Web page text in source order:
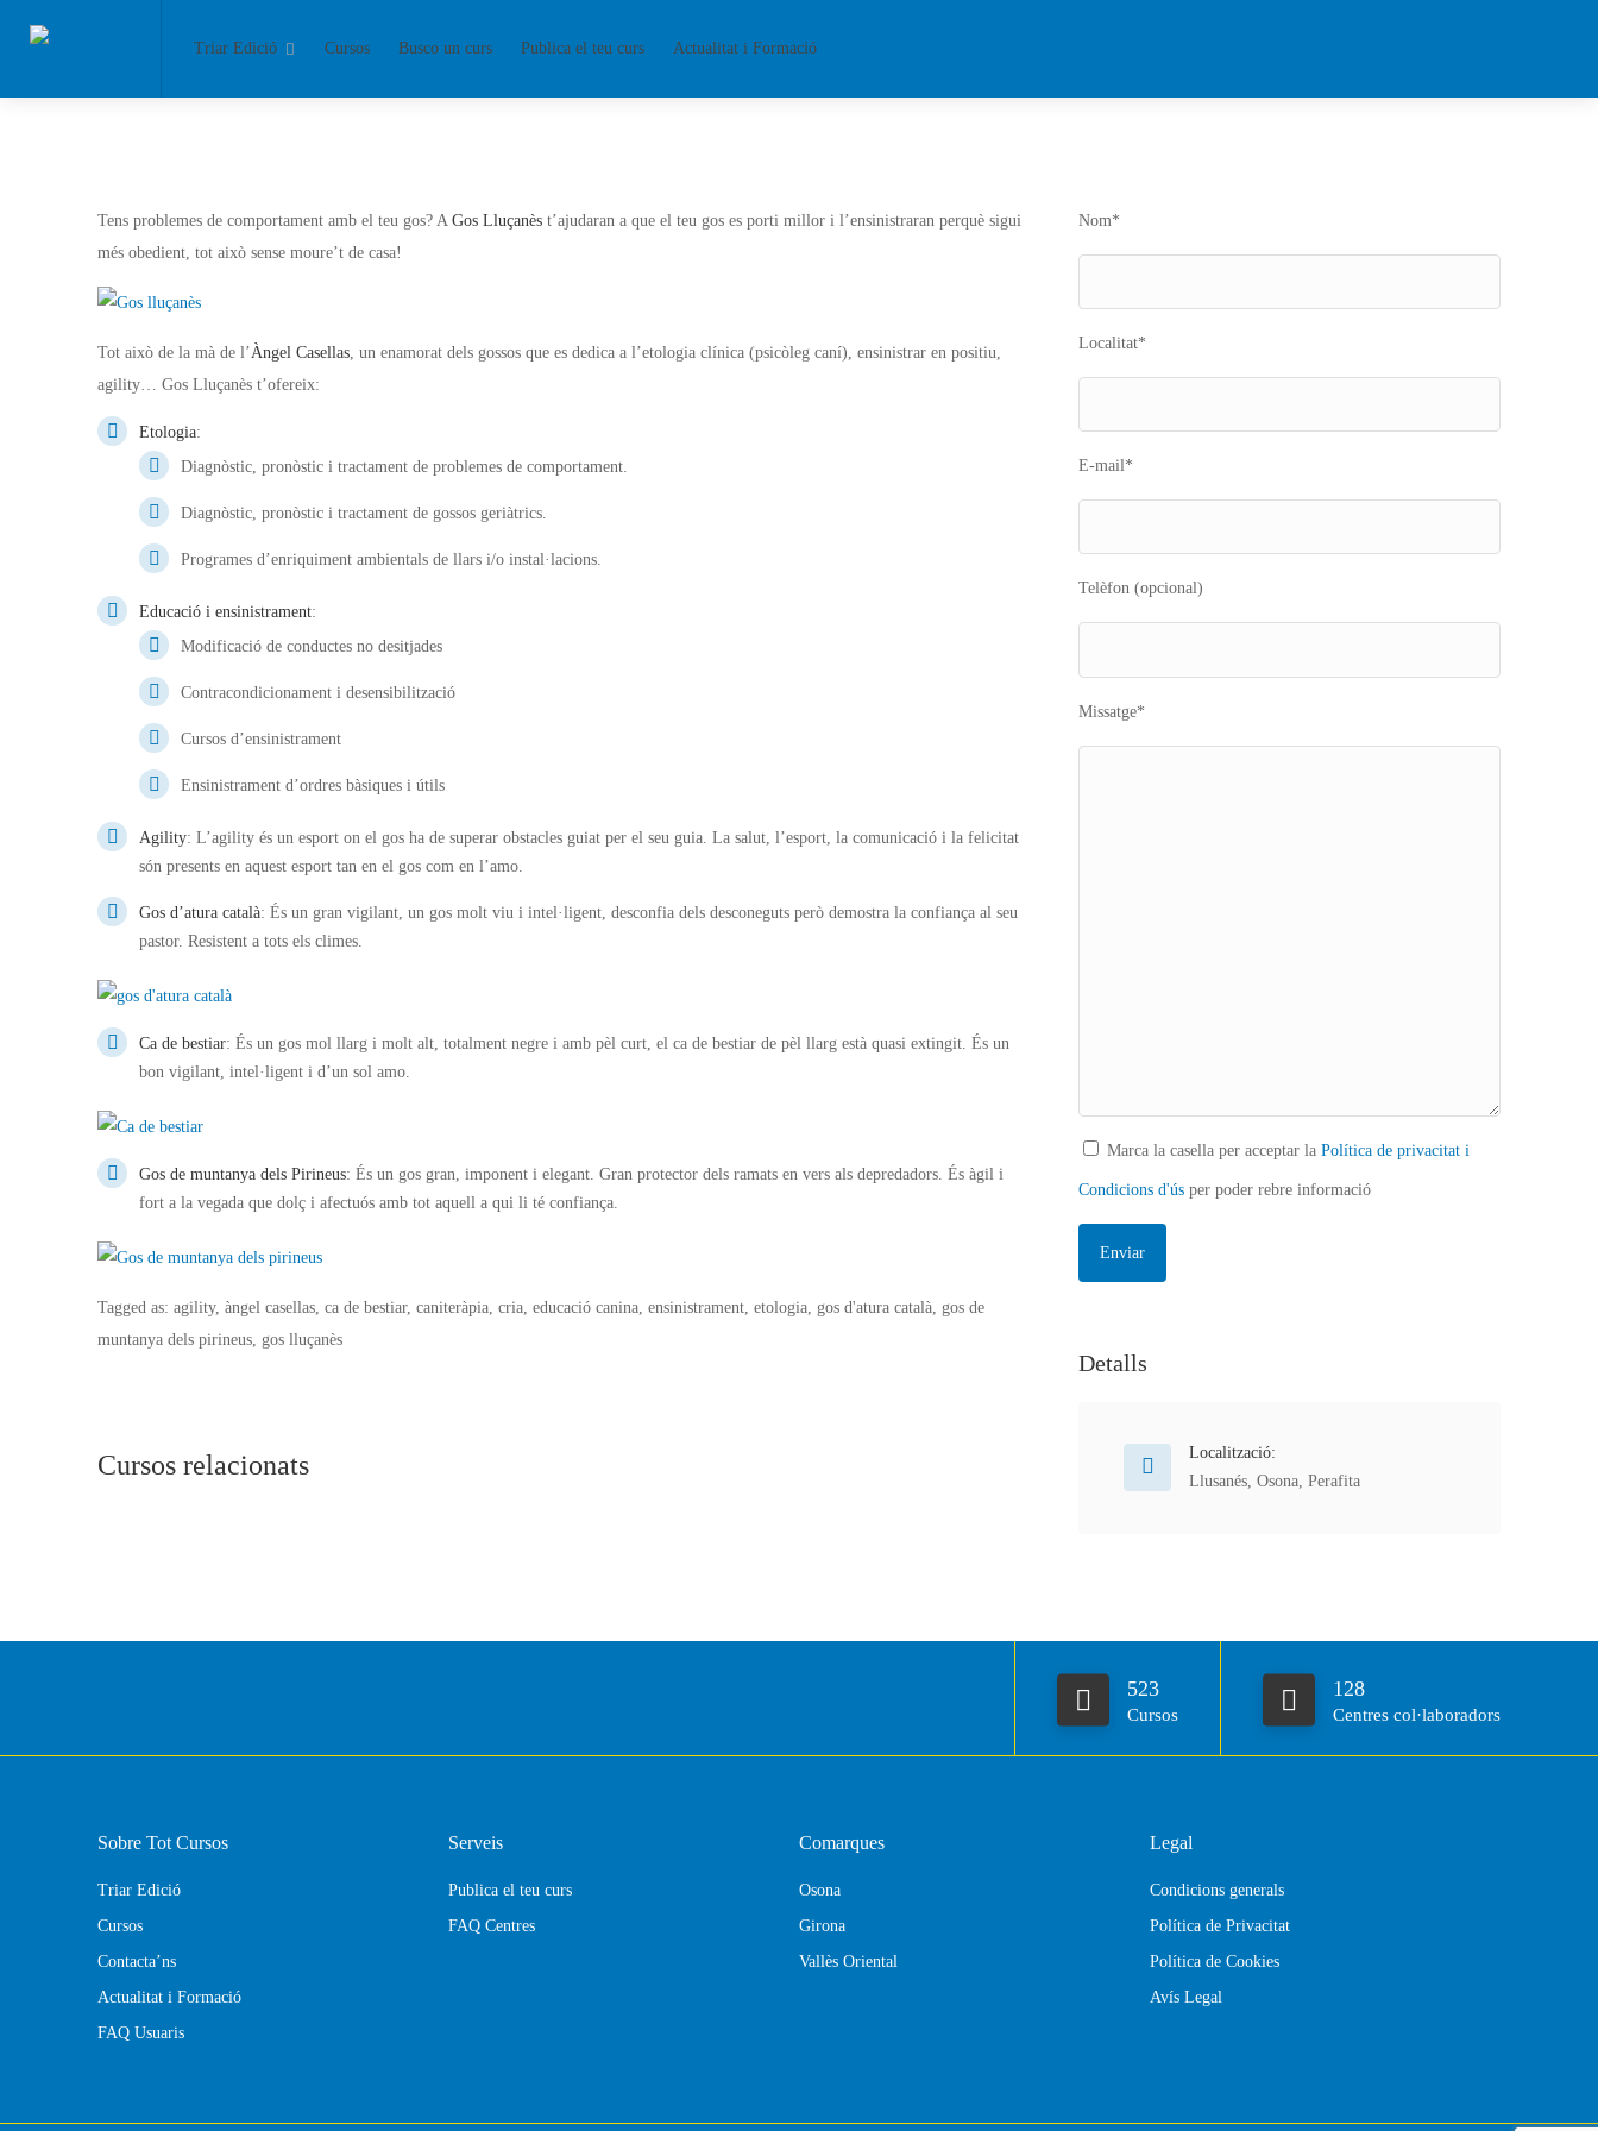
Triar Edició Cursos Busco un curs Publica el teu curs Actualitat i Formació
Tens problemes de comportament amb el teu gos? A Gos Lluçanès t’ajudaran a que el teu gos es porti millor i l’ensinistraran perquè sigui
més obedient, tot això sense moure’t de casa!
Tot això de la mà de l’Àngel Casellas, un enamorat dels gossos que es dedica a l’etologia clínica (psicòleg caní), ensinistrar en positiu,
agility… Gos Lluçanès t’ofereix:
Etologia:
Diagnòstic, pronòstic i tractament de problemes de comportament.
Diagnòstic, pronòstic i tractament de gossos geriàtrics.
Programes d’enriquiment ambientals de llars i/o instal·lacions.
Educació i ensinistrament:
Modificació de conductes no desitjades
Contracondicionament i desensibilització
Cursos d’ensinistrament
Ensinistrament d’ordres bàsiques i útils
Agility: L’agility és un esport on el gos ha de superar obstacles guiat per el seu guia. La salut, l’esport, la comunicació i la felicitat
són presents en aquest esport tan en el gos com en l’amo.
Gos d’atura català: És un gran vigilant, un gos molt viu i intel·ligent, desconfia dels desconeguts però demostra la confiança al seu
pastor. Resistent a tots els climes.
Ca de bestiar: És un gos mol llarg i molt alt, totalment negre i amb pèl curt, el ca de bestiar de pèl llarg està quasi extingit. És un
bon vigilant, intel·ligent i d’un sol amo.
Gos de muntanya dels Pirineus: És un gos gran, imponent i elegant. Gran protector dels ramats en vers als depredadors. És àgil i
fort a la vegada que dolç i afectuós amb tot aquell a qui li té confiança.
Tagged as: agility, àngel casellas, ca de bestiar, caniteràpia, cria, educació canina, ensinistrament, etologia, gos d'atura català, gos de
muntanya dels pirineus, gos lluçanès
Cursos relacionats
Nom*
Localitat*
E-mail*
Telèfon (opcional)
Missatge*
Marca la casella per acceptar la Política de privacitat i
Condicions d'ús per poder rebre informació
Detalls
Localització:
Llusanés, Osona, Perafita
523
Cursos
128
Centres col·laboradors
Sobre Tot Cursos
Triar Edició
Cursos
Contacta’ns
Actualitat i Formació
FAQ Usuaris
Serveis
Publica el teu curs
FAQ Centres
Comarques
Osona
Girona
Vallès Oriental
Legal
Condicions generals
Política de Privacitat
Política de Cookies
Avís Legal